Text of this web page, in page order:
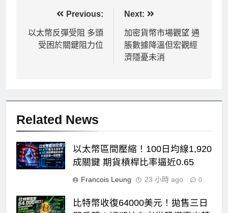
章
Previous:
以太幣反彈受阻 多頭
受困於關鍵阻力位
Next:
加密貨幣市場觀望 通
脹數據降溫但宏觀經
濟隱憂未消
Related News
以太幣區間壓縮！100日均線1,920
成關鍵 期貨槓桿比率逼近0.65
Francois Leung 23 小時 ago 0
比特幣收復64000美元！拋售三日